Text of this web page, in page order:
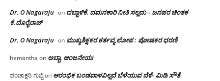
Dr. O Nagaraju on ದಬ್ಬಾಳಿಕೆ, ದಮನಕಾರಿ ನೀತಿ ಸಲ್ಲದು – ಜನಪರ ಚಿಂತಕ
ಕೆ.ದೊರೈರಾಜ್
Dr. O Nagaraju on ಮುಖ್ಯಶಿಕ್ಷಕರ ಕರ್ತವ್ಯ ಲೋಪ : ಪೋಷಕರ ಧರಣಿ
hemantha on ಅಬ್ಬಾ, ಆಂಜನೇಯ!
ಪಂಚಾಕ್ಷರಿ ಗುಬ್ಬಿon ಆರಂಭಿಕ ಬಂಡವಾಳವಿಲ್ಲದೆ ಬೆಳೆಯುವ ಬೆಳೆ- ಮಿಡಿ ಸೌತೆ